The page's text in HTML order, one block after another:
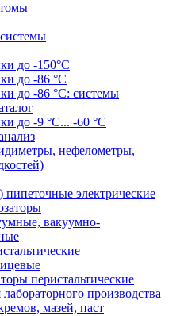
до -150°С
до -86 °C
до -86 °C: системы
до -9 °C... -60 °C
нефелометры,
пипеточные электрические
вакуумно-
перистальтические
производства
мазей, паст